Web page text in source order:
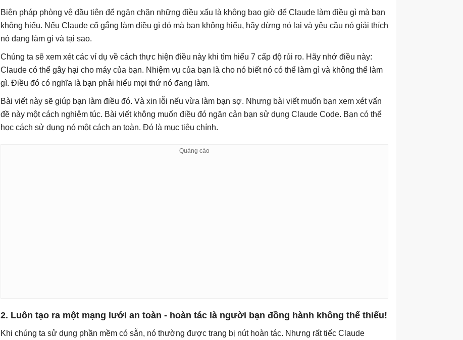
Biện pháp phòng vệ đầu tiên để ngăn chặn những điều xấu là không bao giờ để Claude làm điều gì mà bạn
không hiểu. Nếu Claude cố gắng làm điều gì đó mà bạn không hiểu, hãy dừng nó lại và yêu cầu nó giải thích
nó đang làm gì và tại sao.
Chúng ta sẽ xem xét các ví dụ về cách thực hiện điều này khi tìm hiểu 7 cấp độ rủi ro. Hãy nhớ điều này:
Claude có thể gây hại cho máy của bạn. Nhiệm vụ của bạn là cho nó biết nó có thể làm gì và không thể làm
gì. Điều đó có nghĩa là bạn phải hiểu mọi thứ nó đang làm.
Bài viết này sẽ giúp bạn làm điều đó. Và xin lỗi nếu vừa làm bạn sợ. Nhưng bài viết muốn bạn xem xét vấn
đề này một cách nghiêm túc. Bài viết không muốn điều đó ngăn cản bạn sử dụng Claude Code. Bạn có thể
học cách sử dụng nó một cách an toàn. Đó là mục tiêu chính.
2. Luôn tạo ra một mạng lưới an toàn - hoàn tác là người bạn đồng hành không thể thiếu!
Khi chúng ta sử dụng phần mềm có sẵn, nó thường được trang bị nút hoàn tác. Nhưng rất tiếc Claude